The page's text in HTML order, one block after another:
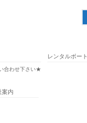
合わせ下さい★
レンタルボート
案内